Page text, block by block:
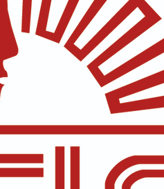
격파
"